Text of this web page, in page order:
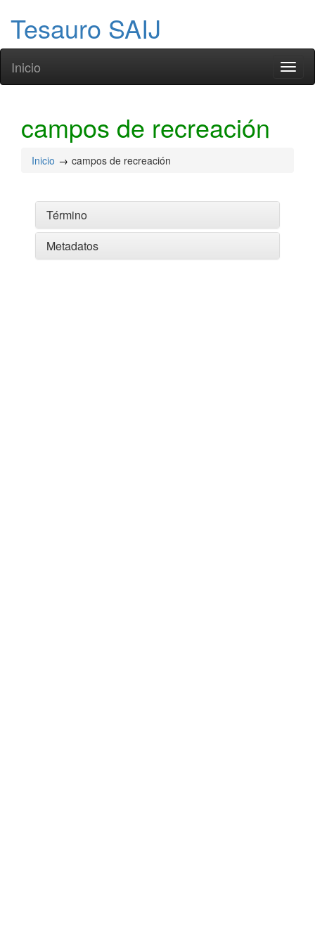
Tesauro SAIJ
Inicio
campos de recreación
Inicio campos de recreación
Término
Metadatos